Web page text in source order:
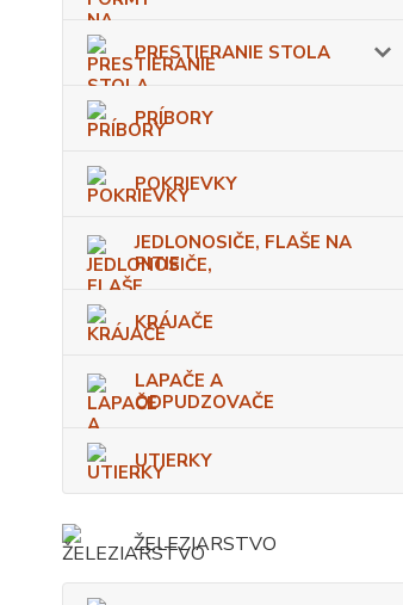
PRESTIERANIE STOLA
PRÍBORY
POKRIEVKY
JEDLONOSIČE, FLAŠE NA
PITIE
KRÁJAČE
LAPAČE A
ODPUDZOVAČE
UTIERKY
ŽELEZIARSTVO